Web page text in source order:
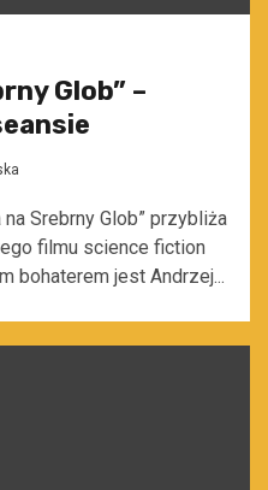
Glob” –
Srebrny Glob” przybliża
filmu science fiction
bohaterem jest Andrzej...